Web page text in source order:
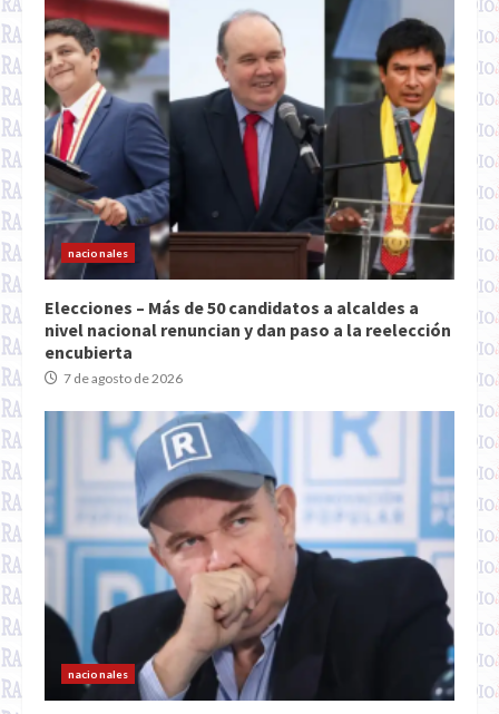
nacionales
Elecciones – Más de 50 candidatos a alcaldes a
nivel nacional renuncian y dan paso a la reelección
encubierta
7 de agosto de 2026
nacionales